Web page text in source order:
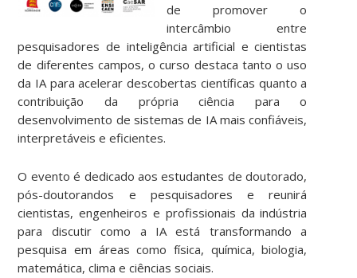
de promover o
intercâmbio entre
pesquisadores de inteligência artificial e cientistas
de diferentes campos, o curso destaca tanto o uso
da IA para acelerar descobertas científicas quanto a
contribuição da própria ciência para o
desenvolvimento de sistemas de IA mais confiáveis,
interpretáveis e eficientes.
O evento é dedicado aosestudantes de doutorado,
pós-doutorandos e pesquisadores e reunirá
cientistas, engenheiros e profissionais da indústria
para discutir como a IA está transformando a
pesquisa em áreas como física, química, biologia,
matemática, clima e ciências sociais.